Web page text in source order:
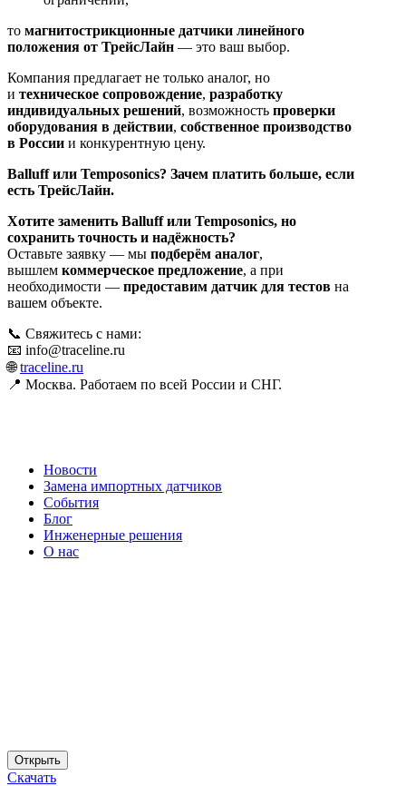
то магнитострикционные датчики линейного
положения от ТрейсЛайн — это ваш выбор.
Компания предлагает не только аналог, но
и техническое сопровождение, разработку
индивидуальных решений, возможность проверки
оборудования в действии, собственное производство
в России и конкурентную цену.
Balluff или Temposonics? Зачем платить больше, если
есть ТрейсЛайн.
Хотите заменить Balluff или Temposonics, но
сохранить точность и надёжность?
Оставьте заявку — мы подберём аналог,
вышлем коммерческое предложение, а при
необходимости — предоставим датчик для тестов на
вашем объекте.
📞 Свяжитесь с нами:
📧 info@traceline.ru
🌐traceline.ru
📍 Москва. Работаем по всей России и СНГ.
Новости
Замена импортных датчиков
Cобытия
Блог
Инженерные решения
О нас
Открыть
Скачать